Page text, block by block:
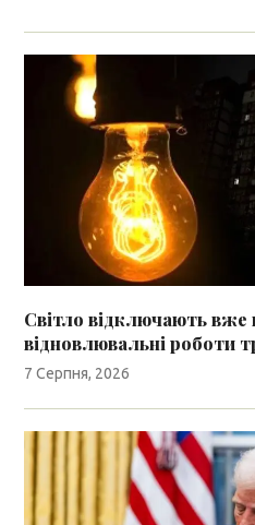
Світло відключають вже
відновлювальні роботи
7 Серпня, 2026